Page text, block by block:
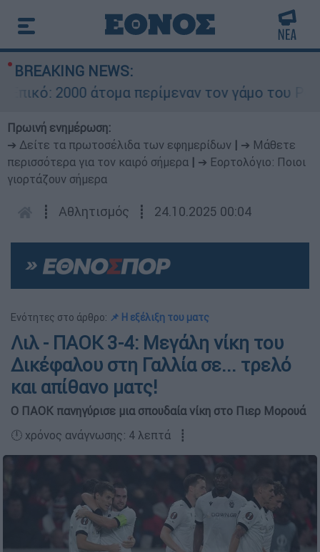
BREAKING NEWS:
2000 άτομα περίμεναν τον γάμο του
Πρωινή ενημέρωση:
➔ Δείτε τα πρωτοσέλιδα των εφημερίδων
➔ Μάθετε
περισσότερα για τον καιρό σήμερα
➔ Εορτολόγιο: Ποιοι
γιορτάζουν σήμερα
┋ Αθλητισμός ┋ 24.10.2025 00:04
Ενότητες στο άρθρο: 📌 Η εξέλιξη του ματς
Λιλ - ΠΑΟΚ 3-4: Μεγάλη νίκη του
Δικέφαλου στη Γαλλία σε... τρελό
και απίθανο ματς!
Ο ΠΑΟΚ πανηγύρισε μια σπουδαία νίκη στο Πιερ Μορουά
🕛 χρόνος ανάγνωσης: 4 λεπτά ┋